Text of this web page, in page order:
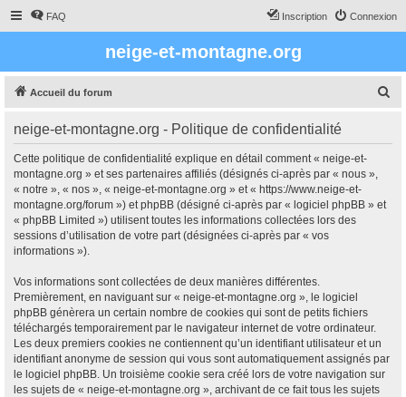
FAQ Connexion
Inscription
neige-et-montagne.org
Accueil du forum
neige-et-montagne.org - Politique de confidentialité
Cette politique de confidentialité explique en détail comment « neige-et-
montagne.org » et ses partenaires affiliés (désignés ci-après par « nous »,
« notre », « nos », « neige-et-montagne.org » et « https://www.neige-et-
montagne.org/forum ») et phpBB (désigné ci-après par « logiciel phpBB » et
« phpBB Limited ») utilisent toutes les informations collectées lors des
sessions d’utilisation de votre part (désignées ci-après par « vos
informations »).
Vos informations sont collectées de deux manières différentes.
Premièrement, en naviguant sur « neige-et-montagne.org », le logiciel
phpBB génèrera un certain nombre de cookies qui sont de petits fichiers
téléchargés temporairement par le navigateur internet de votre ordinateur.
Les deux premiers cookies ne contiennent qu’un identifiant utilisateur et un
identifiant anonyme de session qui vous sont automatiquement assignés par
le logiciel phpBB. Un troisième cookie sera créé lors de votre navigation sur
les sujets de « neige-et-montagne.org », archivant de ce fait tous les sujets